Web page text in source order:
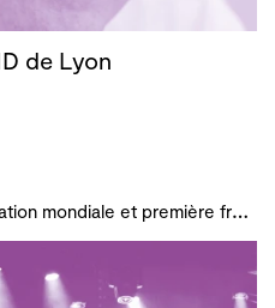
de Lyon
C
oncert, Création mondiale et première française, B!ME 2024